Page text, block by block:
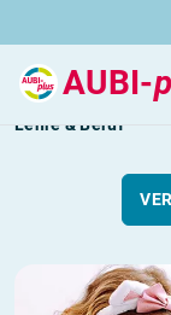
AUBI-
Erzieher
Lehre & Beruf